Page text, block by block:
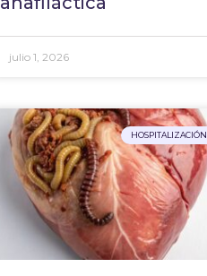
julio 1, 2026
HOSPITALIZACIÓN